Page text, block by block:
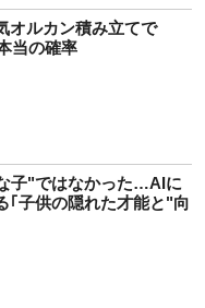
ルカン積み立てで
当の確率
子"ではなかった…AIに
｢子供の隠れた才能と"向